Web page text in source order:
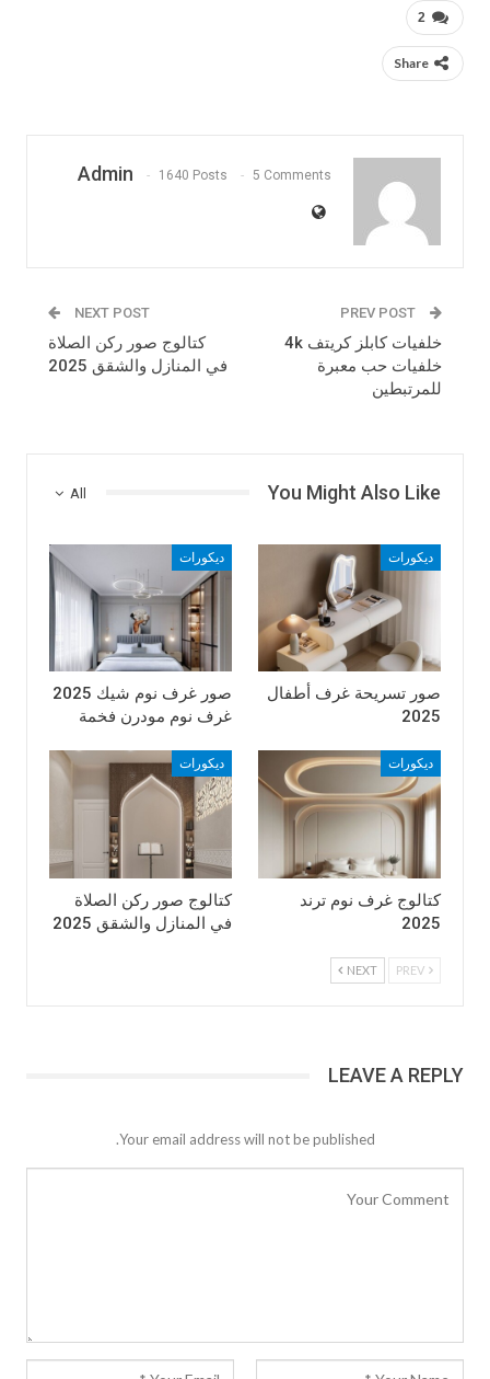
2
Share
Admin 1640 Posts 5 Comments
خلفيات كابلز كريتف 4k
خلفيات حب معبرة
للمرتبطين
NEXT POST
كتالوج صور ركن الصلاة
في المنازل والشقق 2025
All You Might Also Like
ديكورات
صور تسريحة غرف أطفال
2025
ديكورات
صور غرف نوم شيك 2025
غرف نوم مودرن فخمة
ديكورات
كتالوج غرف نوم ترند
2025
ديكورات
كتالوج صور ركن الصلاة
في المنازل والشقق 2025
NEXT
LEAVE A REPLY
Your email address will not be published.